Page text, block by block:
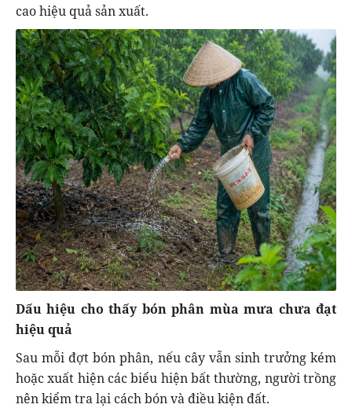
cao hiệu quả sản xuất.
Dấu hiệu cho thấy bón phân mùa mưa chưa đạt
hiệu quả
Sau mỗi đợt bón phân, nếu cây vẫn sinh trưởng kém
hoặc xuất hiện các biểu hiện bất thường, người trồng
nên kiểm tra lại cách bón và điều kiện đất.